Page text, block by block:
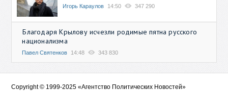
Игорь Караулов 14:50 347 290
Благодаря Крылову исчезли родимые пятна русского
национализма
Павел Святенков 14:48 343 830
Copyright © 1999-2025 «Агентство Политических Новостей»